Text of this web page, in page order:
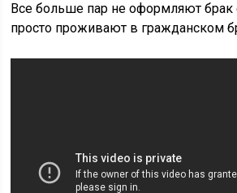
Все больше пар не оформляют брак
просто проживают в гражданском